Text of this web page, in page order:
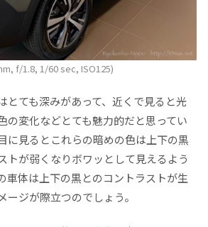
f/1.8, 1/60 sec, ISO125)
とても深みがあって、近くで見ると光
の変化などとても魅力的だと思ってい
に見るとこれらの暗めの色は上下の黒
トが弱くなりボワッとして見えるよう
車体は上下の黒とのコントラストが生
ージが際立つのでしょう。